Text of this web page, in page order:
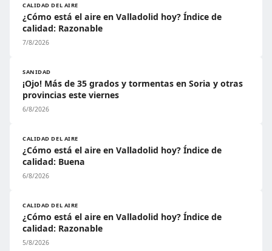
CALIDAD DEL AIRE
¿Cómo está el aire en Valladolid hoy? Índice de
calidad: Razonable
7/8/2026
SANIDAD
¡Ojo! Más de 35 grados y tormentas en Soria y otras
provincias este viernes
6/8/2026
CALIDAD DEL AIRE
¿Cómo está el aire en Valladolid hoy? Índice de
calidad: Buena
6/8/2026
CALIDAD DEL AIRE
¿Cómo está el aire en Valladolid hoy? Índice de
calidad: Razonable
5/8/2026